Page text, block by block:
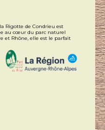
Rigotte de Condrieu est
au cœur du parc naturel
et Rhône, elle est le parfait